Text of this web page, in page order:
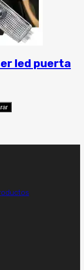
led puerta